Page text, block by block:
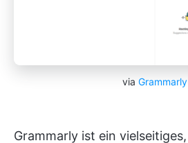
via Grammarly
Grammarly ist ein vielseitiges,